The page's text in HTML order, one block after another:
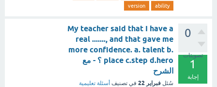
ability
version
0
تصويتات
1
إجابة
My teacher said that I have a
real ......., and that gave me
more confidence. a. talent b.
place c.step d.hero ؟ - مع
الشرح
سُئل فبراير 22 في تصنيف أسئلة تعليمية